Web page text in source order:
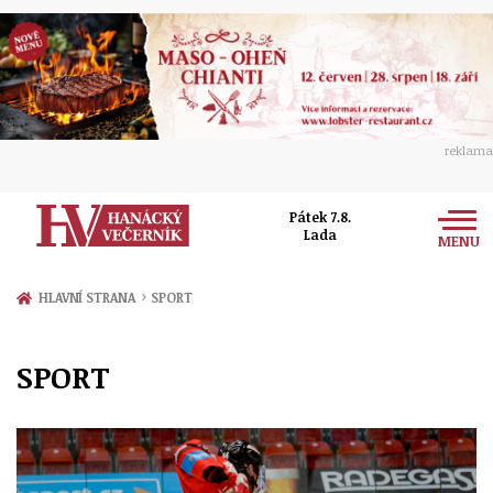
reklama
Pátek 7.8.
Lada
MENU
Zprávy
Přerov
Politika
Ekonomika
Kultura
Hudba
Společnost
Ženy
Sport
HLAVNÍ STRANA › SPORT
SPORT